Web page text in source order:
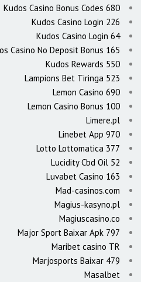
Kudos Casino Bonus Codes 680
Kudos Casino Login 226
Kudos Casino Login 64
Casino No Deposit Bonus 165
Kudos Rewards 550
Lampions Bet Tiringa 523
Lemon Casino 690
Lemon Casino Bonus 100
Limere.pl
Linebet App 970
Lotto Lottomatica 377
Lucidity Cbd Oil 52
Luvabet Casino 163
Mad-casinos.com
Magius-kasyno.pl
Magiuscasino.co
Major Sport Baixar Apk 797
Maribet casino TR
Marjosports Baixar 479
Masalbet